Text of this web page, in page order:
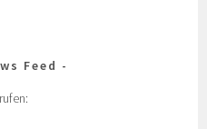
Feed